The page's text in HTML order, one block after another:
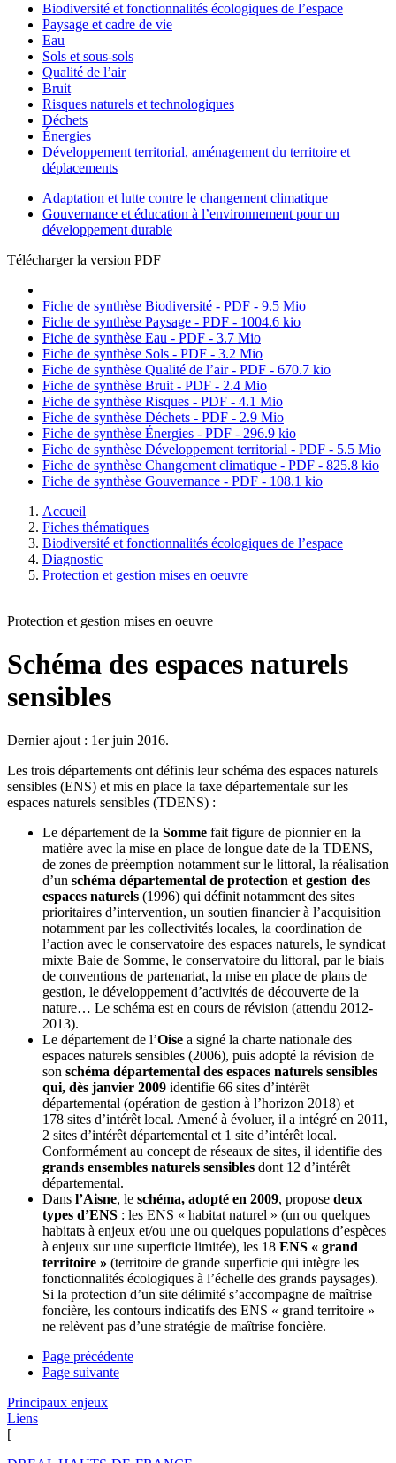
Biodiversité et fonctionnalités écologiques de l’espace
Paysage et cadre de vie
Eau
Sols et sous-sols
Qualité de l’air
Bruit
Risques naturels et technologiques
Déchets
Énergies
Développement territorial, aménagement du territoire et
déplacements
Adaptation et lutte contre le changement climatique
Gouvernance et éducation à l’environnement pour un
développement durable
Télécharger la version PDF
Fiche de synthèse Biodiversité - PDF - 9.5 Mio
Fiche de synthèse Paysage - PDF - 1004.6 kio
Fiche de synthèse Eau - PDF - 3.7 Mio
Fiche de synthèse Sols - PDF - 3.2 Mio
Fiche de synthèse Qualité de l’air - PDF - 670.7 kio
Fiche de synthèse Bruit - PDF - 2.4 Mio
Fiche de synthèse Risques - PDF - 4.1 Mio
Fiche de synthèse Déchets - PDF - 2.9 Mio
Fiche de synthèse Énergies - PDF - 296.9 kio
Fiche de synthèse Développement territorial - PDF - 5.5 Mio
Fiche de synthèse Changement climatique - PDF - 825.8 kio
Fiche de synthèse Gouvernance - PDF - 108.1 kio
Accueil
Fiches thématiques
Biodiversité et fonctionnalités écologiques de l’espace
Diagnostic
Protection et gestion mises en oeuvre
Protection et gestion mises en oeuvre
Schéma des espaces naturels
sensibles
Dernier ajout : 1er juin 2016.
Les trois départements ont définis leur schéma des espaces naturels
sensibles (ENS) et mis en place la taxe départementale sur les
espaces naturels sensibles (TDENS) :
Le département de la Somme fait figure de pionnier en la
matière avec la mise en place de longue date de la TDENS,
de zones de préemption notamment sur le littoral, la réalisation
d’un schéma départemental de protection et gestion des
espaces naturels (1996) qui définit notamment des sites
prioritaires d’intervention, un soutien financier à l’acquisition
notamment par les collectivités locales, la coordination de
l’action avec le conservatoire des espaces naturels, le syndicat
mixte Baie de Somme, le conservatoire du littoral, par le biais
de conventions de partenariat, la mise en place de plans de
gestion, le développement d’activités de découverte de la
nature… Le schéma est en cours de révision (attendu 2012-
2013).
Le département de l’Oise a signé la charte nationale des
espaces naturels sensibles (2006), puis adopté la révision de
son schéma départemental des espaces naturels sensibles
qui, dès janvier 2009 identifie 66 sites d’intérêt
départemental (opération de gestion à l’horizon 2018) et
178 sites d’intérêt local. Amené à évoluer, il a intégré en 2011,
2 sites d’intérêt départemental et 1 site d’intérêt local.
Conformément au concept de réseaux de sites, il identifie des
grands ensembles naturels sensibles dont 12 d’intérêt
départemental.
Dans l’Aisne, le schéma, adopté en 2009, propose deux
types d’ENS : les ENS « habitat naturel » (un ou quelques
habitats à enjeux et/ou une ou quelques populations d’espèces
à enjeux sur une superficie limitée), les 18 ENS « grand
territoire » (territoire de grande superficie qui intègre les
fonctionnalités écologiques à l’échelle des grands paysages).
Si la protection d’un site délimité s’accompagne de maîtrise
foncière, les contours indicatifs des ENS « grand territoire »
ne relèvent pas d’une stratégie de maîtrise foncière.
Page précédente
Page suivante
Principaux enjeux
Liens
[